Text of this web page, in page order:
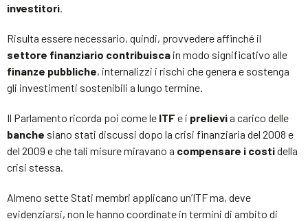
investitori.
Risulta essere necessario, quindi, provvedere affinché il
settore finanziario contribuisca in modo significativo alle
finanze pubbliche, internalizzi i rischi che genera e sostenga
gli investimenti sostenibili a lungo termine.
Il Parlamento ricorda poi come le ITF e i prelievia carico delle
banche siano stati discussi dopo la crisi finanziaria del 2008 e
del 2009 e che tali misure miravano a compensare i costidella
crisi stessa.
Almeno sette Stati membri applicano un’ITF ma, deve
evidenziarsi, non le hanno coordinate in termini di ambito di